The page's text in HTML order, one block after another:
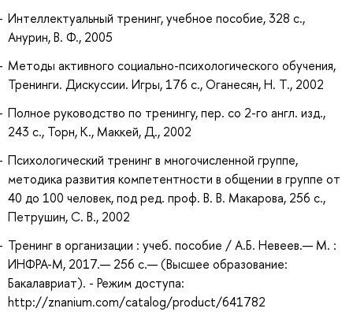
Интеллектуальный тренинг, учебное пособие, 328 с.,
Анурин, В. Ф., 2005
Методы активного социально-психологического обучения,
Тренинги. Дискуссии. Игры, 176 с., Оганесян, Н. Т., 2002
Полное руководство по тренингу, пер. со 2-го англ. изд.,
243 с., Торн, К., Маккей, Д., 2002
Психологический тренинг в многочисленной группе,
методика развития компетентности в общении в группе от
40 до 100 человек, под ред. проф. В. В. Макарова, 256 с.,
Петрушин, С. В., 2002
Тренинг в организации : учеб. пособие / А.Б. Невеев.— М. :
ИНФРА-М, 2017.— 256 с.— (Высшее образование:
Бакалавриат). - Режим доступа:
http://znanium.com/catalog/product/641782